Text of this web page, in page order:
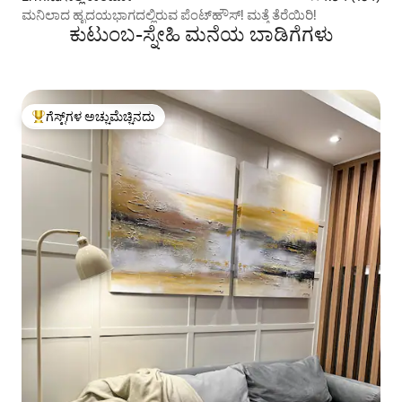
ಮನಿಲಾದ ಹೃದಯಭಾಗದಲ್ಲಿರುವ ಪೆಂಟ್‌ಹೌಸ್! ಮತ್ತೆ ತೆರೆಯಿರಿ!
ಕುಟುಂಬ-ಸ್ನೇಹಿ ಮನೆಯ ಬಾಡಿಗೆಗಳು
ಗೆಸ್ಟ್‌ಗಳಿಗೆ ಅತಿ ಹೆಚ್ಚು ಅಚ್ಚುಮೆಚ್ಚಿನದು
ಗೆಸ್ಟ್‌ಗಳ ಅಚ್ಚುಮೆಚ್ಚಿನದು